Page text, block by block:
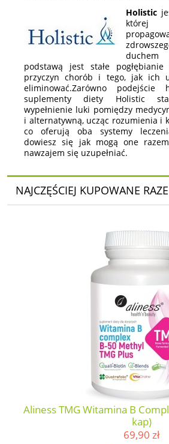
Holistic
duchem
podstawą jest stałe
przyczyn chorób i tego, jak ich
eliminować.Zarówno
suplementy diety Holistic
wypełnienie luki pomiędzy
i alternatywną, ucząc rozumienia i
co oferują oba systemy
dowiesz się jak mogą one
nawzajem się uzupełniać.
NAJCZĘŚCIEJ KUPOWANE
Aliness TMG Witamina B
kap)
69,90 zł